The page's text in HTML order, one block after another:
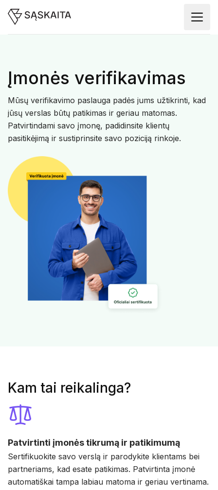
Įmonės verifikavimas
Mūsų verifikavimo paslauga padės jums užtikrinti, kad
jūsų verslas būtų patikimas ir geriau matomas.
Patvirtindami savo įmonę, padidinsite klientų
pasitikėjimą ir sustiprinsite savo poziciją rinkoje.
Kam tai reikalinga?
Patvirtinti įmonės tikrumą ir patikimumą
Sertifikuokite savo verslą ir parodykite klientams bei
partneriams, kad esate patikimas. Patvirtinta įmonė
automatiškai tampa labiau matoma ir geriau vertinama.